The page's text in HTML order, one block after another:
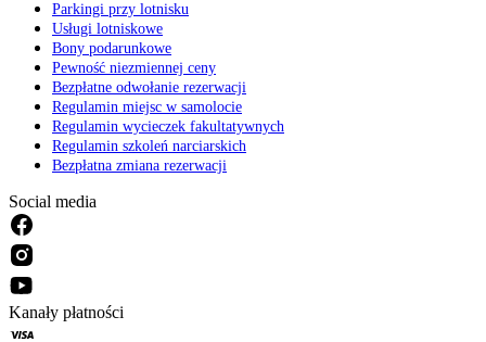
Parkingi przy lotnisku
Usługi lotniskowe
Bony podarunkowe
Pewność niezmiennej ceny
Bezpłatne odwołanie rezerwacji
Regulamin miejsc w samolocie
Regulamin wycieczek fakultatywnych
Regulamin szkoleń narciarskich
Bezpłatna zmiana rezerwacji
Social media
Kanały płatności